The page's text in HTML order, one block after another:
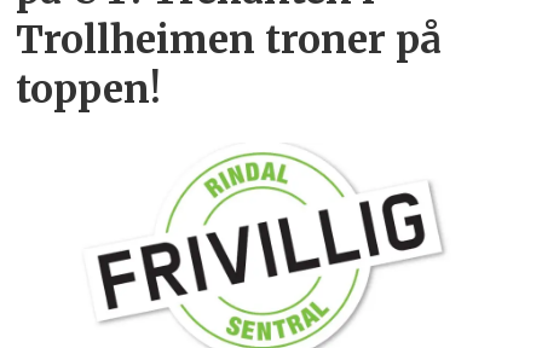
Trollheimen troner på
toppen!